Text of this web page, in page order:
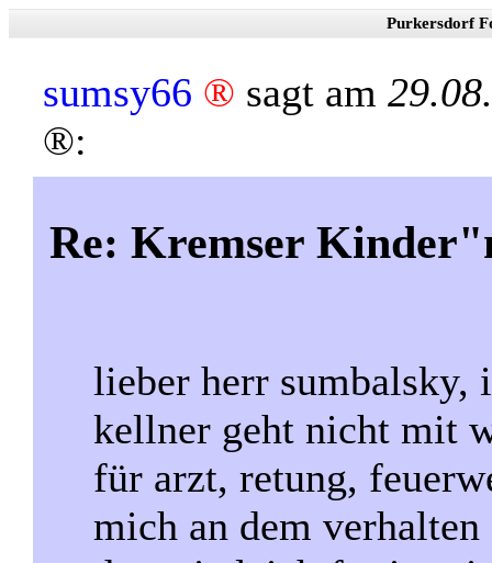
Purkersdorf
sumsy66 ® sagt am
®:
Re: Kremser
lieber herr sumbalsky,
kellner geht nicht mit
für arzt, retung,
mich an dem